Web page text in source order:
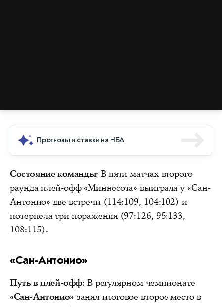
Прогнозы и ставки на НБА
Состояние команды: В пяти матчах второго
раунда плей-офф «Миннесота» выиграла у «Сан-
Антонио» две встречи (114:109, 104:102) и
потерпела три поражения (97:126, 95:133,
108:115).
«Сан-Антонио»
Путь в плей-офф: В регулярном чемпионате
«Сан-Антонио»занял итоговое второе место в